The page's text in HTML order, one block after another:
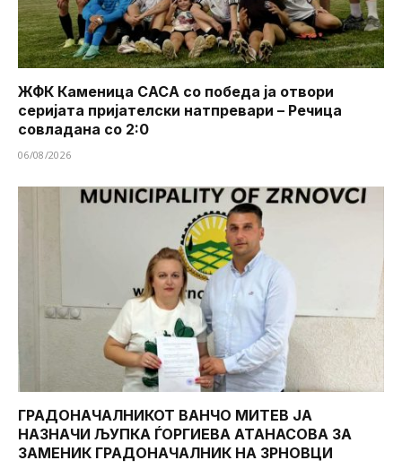
ЖФК Каменица САСА со победа ја отвори
серијата пријателски натпревари – Речица
совладана со 2:0
06/08/2026
ГРАДОНАЧАЛНИКОТ ВАНЧО МИТЕВ ЈА
НАЗНАЧИ ЉУПКА ЃОРГИЕВА АТАНАСОВА ЗА
ЗАМЕНИК ГРАДОНАЧАЛНИК НА ЗРНОВЦИ